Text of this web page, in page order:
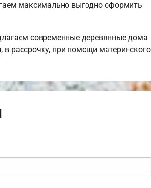
максимально выгодно оформить
современные деревянные дома
рассрочку, при помощи материнского